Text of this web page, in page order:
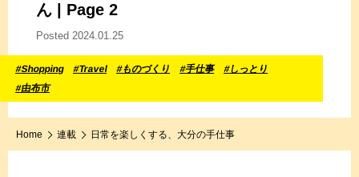
ん | Page 2
Posted 2024.01.25
#Shopping #Travel #ものづくり #手仕事
#しっとり
#由布市
Home 連載 日常を楽しくする、大分の手仕事